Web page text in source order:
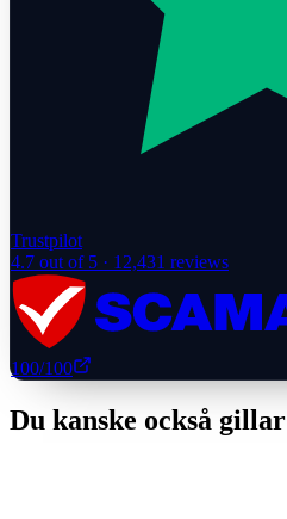
Trustpilot
4.7 out of 5 · 12,431 reviews
100/100
Du kanske också gillar